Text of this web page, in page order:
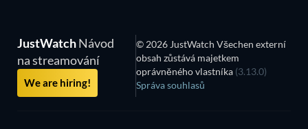
JustWatchNávod
na streamování
We are hiring!
© 2026 JustWatch Všechen externí
obsah zůstává majetkem
oprávněného vlastníka (3.13.0)
Správa souhlasů